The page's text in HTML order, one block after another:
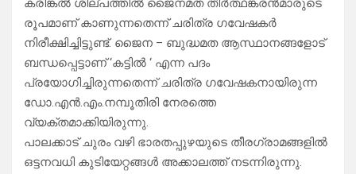
കരിങ്കൽ ശില്പത്തിൽ ജൈനമത തീർത്ഥങ്കരൻമാരുടെ
രൂപമാണ് കാണുന്നതെന്ന് ചരിത്ര ഗവേഷകർ
നിരീക്ഷിച്ചിട്ടുണ്ട്. ജൈന – ബുദ്ധമത ആസ്ഥാനങ്ങളോട്
ബന്ധപ്പെട്ടാണ് ‘കട്ടിൽ ‘ എന്ന പദം
പ്രയോഗിച്ചിരുന്നതെന്ന് ചരിത്ര ഗവേഷകനായിരുന്ന
ഡോ.എൻ.എം.നമ്പൂതിരി നേരത്തെ
വ്യക്തമാക്കിയിരുന്നു.
പാലക്കാട് ചുരം വഴി ഭാരതപ്പുഴയുടെ തീരഗ്രാമങ്ങളിൽ
ഒട്ടനവധി കുടിയേറ്റങ്ങൾ അക്കാലത്ത് നടന്നിരുന്നു.